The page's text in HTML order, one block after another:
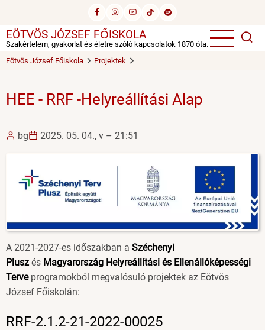
tartalomra
EÖTVÖS JÓZSEF FŐISKOLA
Szakértelem, gyakorlat és életre szóló kapcsolatok 1870 óta.
Eötvös József Főiskola
Projektek
HEE - RRF -Helyreállítási Alap
bg 2025. 05. 04., v – 21:51
A 2021-2027-es időszakban a Széchenyi
Plusz és Magyarország Helyreállítási és Ellenállóképességi
Terveprogramokból megvalósuló projektek az Eötvös
József Főiskolán:
RRF-2.1.2-21-2022-00025